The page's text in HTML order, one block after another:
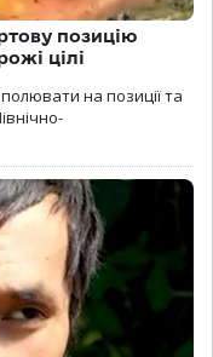
позицію
цілі
на позиції та